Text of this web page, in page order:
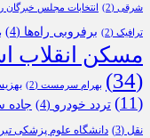
شرقی (2) انتخابات مجلس خبرگان
ترافیک (2) برفروبی راه‌ها (4)
مسکن انقلاب
(34)
بهرام سرمست (2)
(11)
تردد خودرو (4) جاده
نقل (3) دانشگاه علوم پزشکی